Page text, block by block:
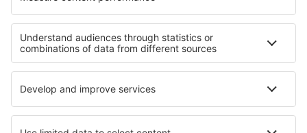
Cazare in Middle Pomerania
Cazare în Parcul Național Pădurea Tucholei
Cazare în La Guajira Cazare in Lavanttal
Cazare in Insulele Baleare Cazare in Renania-Palatinat